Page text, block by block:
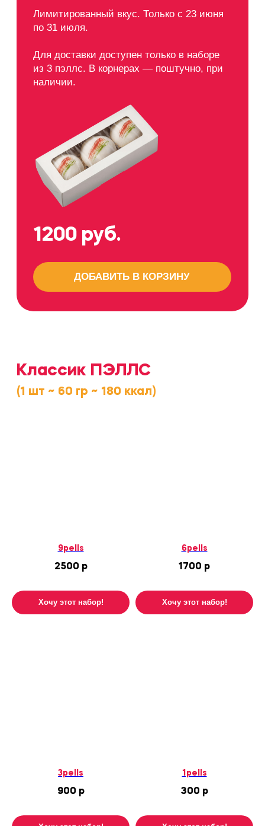
9pells
2500 р
Хочу этот набор!
6pells
1700 р
Хочу этот набор!
3pells
900 р
1pells
300 р
Мини ПЭЛЛС
(1 шт ~ 30 гр ~ 90 ккал)
Дополнительно